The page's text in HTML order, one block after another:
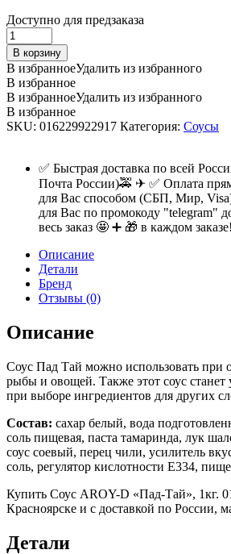
Доступно для предзаказа
Соус
AROY-
D
"Пад-
Тай",
1кг.
quantity
В корзину
В избранноеУдалить из избранного
В избранное
В избранноеУдалить из избранного
В избранное
SKU: 016229922917 Категория: Соусы
✅ Быстрая доставка по всей
Почта России)🚕 ✈ ✅ Оплата
для Вас способом (СБП, Мир,
для Вас по промокоду "telegram"
весь заказ 🤩 ➕ 🎁 в каждом заказе!
Описание
Детали
Бренд
Отзывы (0)
Описание
Соус Пад Тай можно использовать при
рыбы и овощей. Также этот соус
при выборе ингредиентов для других
Состав: сахар белый, вода
соль пищевая, паста тамаринда, лук
соус соевый, перец чили, усилитель
соль, регулятор кислотности Е334,
Купить Соус AROY-D «Пад-Тай», 1кг.
Красноярске и с доставкой по России,
Детали